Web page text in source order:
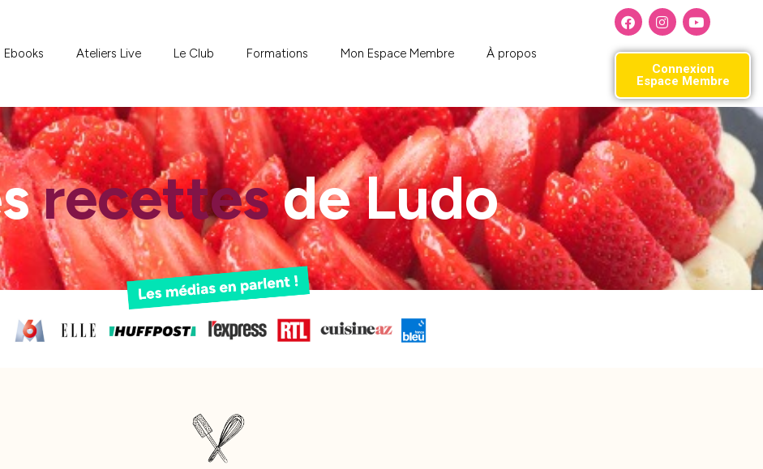
Ebooks Ateliers Live Le Club Formations Mon Espace Membre
À propos
Connexion
Espace Membre
recettesde Ludo